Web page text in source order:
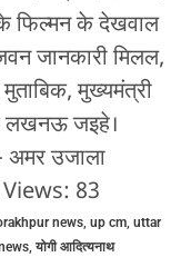
फिल्मन के देखवाल
जानकारी मिलल,
मुख्यमंत्री
जइहे।
अमर उजाला
83
news, up cm, uttar
, योगी आदित्यनाथ